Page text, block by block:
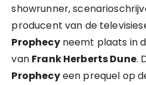
showrunner,
producent van de
Prophecyneemt plaats in
van Frank Herberts Dune.
Prophecyeen prequel op